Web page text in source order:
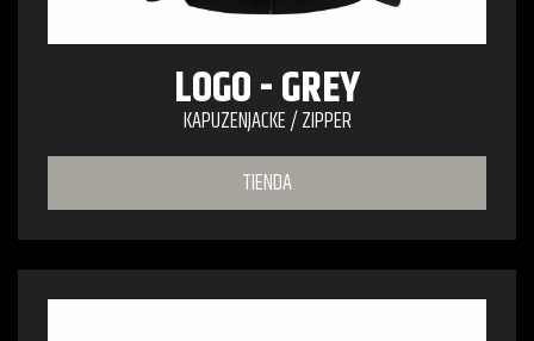
LOGO - GREY
KAPUZENJACKE / ZIPPER
TIENDA